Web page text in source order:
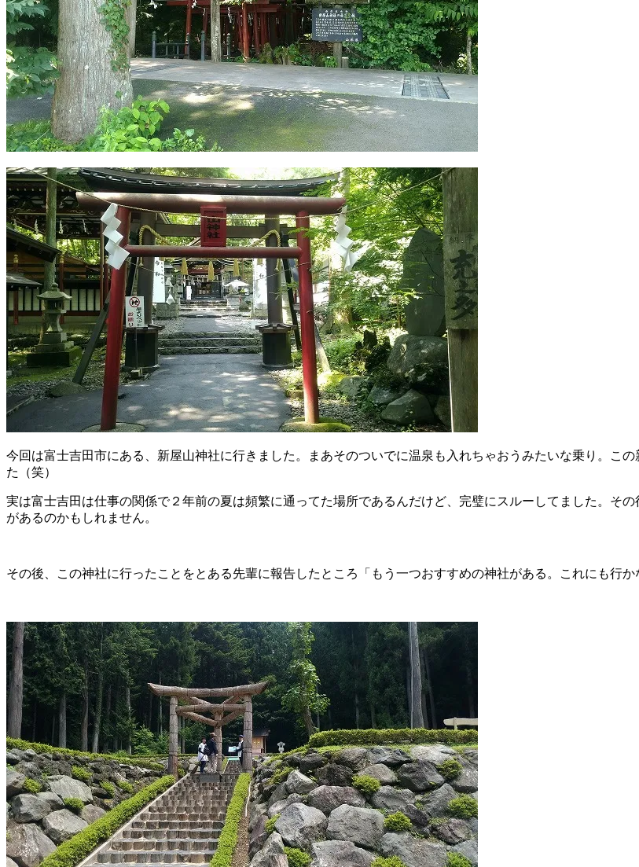
今回は富士吉田市にある、新屋山神社に行きました。まあそのついでに温泉も入れちゃおうみたいな乗り。こ
た（笑）
実は富士吉田は仕事の関係で２年前の夏は頻繁に通ってた場所であるんだけど、完璧にスルーしてました。そ
があるのかもしれません。
その後、この神社に行ったことをとある先輩に報告したところ「もう一つおすすめの神社がある。これにも行